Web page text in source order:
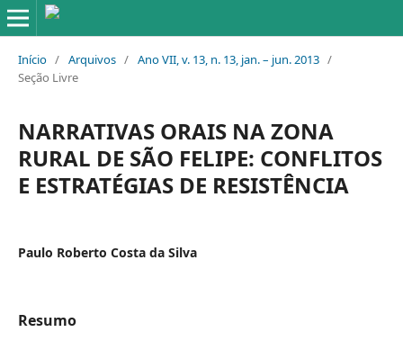
Início / Arquivos / Ano VII, v. 13, n. 13, jan. – jun. 2013 /
Seção Livre
NARRATIVAS ORAIS NA ZONA
RURAL DE SÃO FELIPE: CONFLITOS
E ESTRATÉGIAS DE RESISTÊNCIA
Paulo Roberto Costa da Silva
Resumo